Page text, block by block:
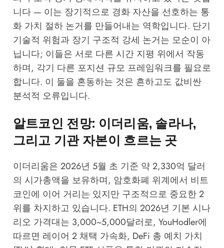
니다 — 이는 장기적으로 경화 자산을 선호하는 통
화 가치 절하 논거를 만들어내는 역학입니다. 단기
기술적 위험과 장기 구조적 강세 논거는 모순이 아
닙니다; 이들은 서로 다른 시간 지평 위에서 작동
하며, 각기 다른 포지션 규모 프레임워크를 필요로
합니다. 이 둘을 혼동하는 것은 흔하고도 값비싼
분석적 오류입니다.
알트코인 전망: 이더리움, 솔라나,
그리고 기관 자본이 흐르는 곳
이더리움은 2026년 5월 초 기준 약 2,330억 달러
의 시가총액을 보유하며, 암호화폐 위계에서 비트
코인에 이어 거리는 있지만 구조적으로 중요한 2
위를 차지하고 있습니다. ETH의 2026년 기본 시나
리오 가격대는 3,000~5,000달러로, YouHodler에
따르면 레이어 2 채택 가속화, DeFi 총 예치 가치